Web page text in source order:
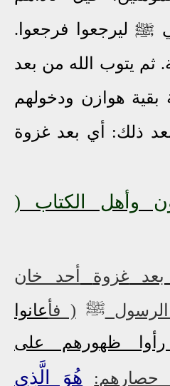
ﷺ ليرجعوا فرجعوا.
ثم يتوب الله من بعد
هوازن ودخولهم
ذلك: أي بعد غزوة
وأهل الكتاب (
غزوة
أحد خان
الرسول ﷺ ( فأعانوا
رأوا ظهورهم على
حصار هم:
هُوَ الَّذِي